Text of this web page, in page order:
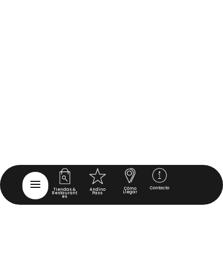
Tiendas &
Restaurant
es
Andino
Pass
Cómo
Llegar
Contacto